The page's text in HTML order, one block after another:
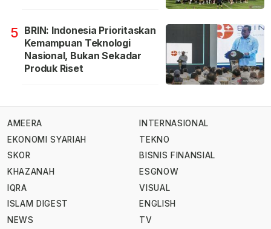
5 BRIN: Indonesia Prioritaskan
Kemampuan Teknologi
Nasional, Bukan Sekadar
Produk Riset
AMEERA
EKONOMI SYARIAH
SKOR
KHAZANAH
IQRA
ISLAM DIGEST
NEWS
INTERNASIONAL
TEKNO
BISNIS FINANSIAL
ESGNOW
VISUAL
ENGLISH
TV